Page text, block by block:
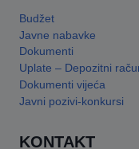
Budžet
Javne nabavke
Dokumenti
Uplate – Depozitni
Dokumenti vijeća
Javni pozivi-konkursi
KONTAKT